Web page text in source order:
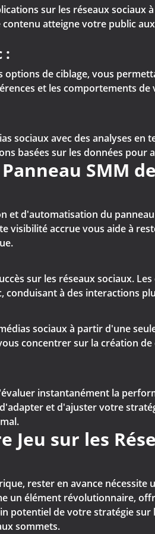
sur les réseaux sociaux
atteigne votre public
:
options de ciblage, vous
et les comportements
sociaux avec des analyses en
basées sur les données
SMM
et d'automatisation du
visibilité accrue vous aide à
sur les réseaux sociaux.
à des interactions
sociaux à partir d'une
concentrer sur la création
instantanément la
et d'ajuster votre
Jeu sur les
rester en avance nécessite
un élément révolutionnaire,
potentiel de votre stratégie
sommets.